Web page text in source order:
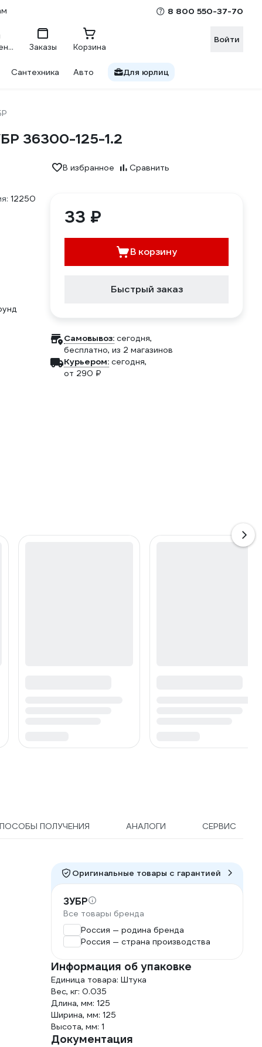
8 800 550-37-70
Сравнение Заказы Корзина
Войти
Сантехника Авто Для юрлиц
36300-125-1.2
В избранное Сравнить
12250
33 ₽
В корзину
Быстрый заказ
Самовывоз: сегодня,
бесплатно, из 2 магазинов
Курьером: сегодня,
от 290 ₽
ПОЛУЧЕНИЯ АНАЛОГИ СЕРВИС
Оригинальные товары c гарантией
ЗУБР
Все товары бренда
Россия — родина бренда
Россия — страна производства
Информация об упаковке
Единица товара: Штука
Вес, кг: 0.035
Длина, мм: 125
Ширина, мм: 125
Высота, мм: 1
Документация